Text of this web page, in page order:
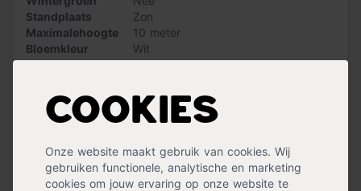
Cookies
Onze website maakt gebruik van cookies. Wij
gebruiken functionele, analytische en marketing
cookies om jouw ervaring op onze website te
is het belangrijk dat de boom op een vochtdoorlatende,
vruchtbare en kalkhoudende zandgrond staat.
Let op: bij het kiezen van een boom is de stamomtrek
kunnen geen rechten worden ontleend.
Standplaats
Zon
Maximalehoogte
10 meter
Bloemkleur
Wit
Bloemen
Ja
Waterbehoefte
Gemiddeld
Vruchtdragend
Nee
Vorm
Hoogstam
Oogsttijd
, Juni ,Juli
Stekels
Meer specificaties »